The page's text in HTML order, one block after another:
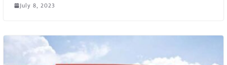
July 8, 2023